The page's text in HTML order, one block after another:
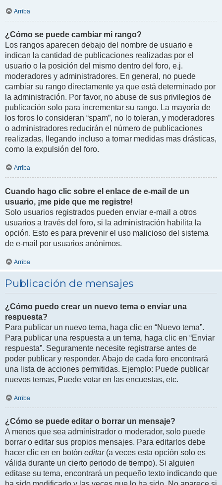
Arriba
¿Cómo se puede cambiar mi rango?
Los rangos aparecen debajo del nombre de usuario e
indican la cantidad de publicaciones realizadas por el
usuario o la posición del mismo dentro del foro, e.j.
moderadores y administradores. En general, no puede
cambiar su rango directamente ya que está determinado por
la administración. Por favor, no abuse de sus privilegios de
publicación solo para incrementar su rango. La mayoría de
los foros lo consideran “spam”, no lo toleran, y moderadores
o administradores reducirán el número de publicaciones
realizadas, llegando incluso a tomar medidas mas drásticas,
como la expulsión del foro.
Arriba
Cuando hago clic sobre el enlace de e-mail de un
usuario, ¡me pide que me registre!
Solo usuarios registrados pueden enviar e-mail a otros
usuarios a través del foro, si la administración habilita la
opción. Esto es para prevenir el uso malicioso del sistema
de e-mail por usuarios anónimos.
Arriba
Publicación de mensajes
¿Cómo puedo crear un nuevo tema o enviar una
respuesta?
Para publicar un nuevo tema, haga clic en “Nuevo tema”.
Para publicar una respuesta a un tema, haga clic en “Enviar
respuesta”. Seguramente necesite registrarse antes de
poder publicar y responder. Abajo de cada foro encontrará
una lista de acciones permitidas. Ejemplo: Puede publicar
nuevos temas, Puede votar en las encuestas, etc.
Arriba
¿Cómo se puede editar o borrar un mensaje?
A menos que sea administrador o moderador, solo puede
borrar o editar sus propios mensajes. Para editarlos debe
hacer clic en en botón editar(a veces esta opción solo es
válida durante un cierto periodo de tiempo). Si alguien
editase su tema, encontrará un pequeño texto indicando que